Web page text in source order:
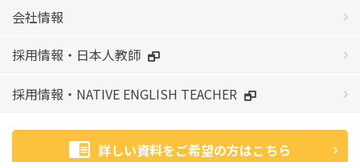
会社情報
採用情報・日本人教師
採用情報・NATIVE ENGLISH TEACHER
詳しい資料をご希望の方はこちら